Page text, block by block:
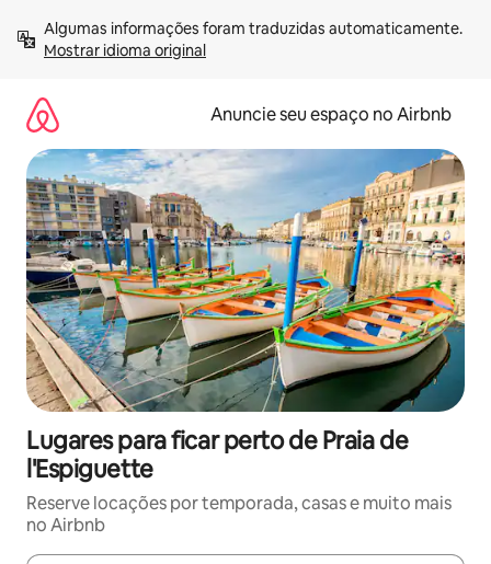
para
Mostrar idioma original
Anuncie seu espaço no Airbnb
Lugares para ficar perto de Praia de
l'Espiguette
Reserve locações por temporada, casas e muito mais
no Airbnb